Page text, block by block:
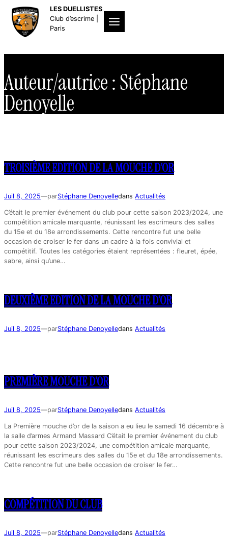
Aller
contenu
LES DUELLISTES
Club d’escrime |
Paris
Auteur/autrice :Stéphane
Denoyelle
TROISIÈME EDITION DE LA MOUCHE D’OR
Juil 8, 2025—parStéphane Denoyelledans Actualités
C’était le premier événement du club pour cette saison 2023/2024, une
compétition amicale marquante, réunissant les escrimeurs des salles
du 15e et du 18e arrondissements. Cette rencontre fut une belle
occasion de croiser le fer dans un cadre à la fois convivial et
compétitif. Toutes les catégories étaient représentées : fleuret, épée,
sabre, ainsi qu’une…
DEUXIÈME EDITION DE LA MOUCHE D’OR
Juil 8, 2025—parStéphane Denoyelledans Actualités
PREMIÈRE MOUCHE D’OR
Juil 8, 2025—parStéphane Denoyelledans Actualités
La Première mouche d’or de la saison a eu lieu le samedi 16 décembre à
la salle d’armes Armand Massard C’était le premier événement du club
pour cette saison 2023/2024, une compétition amicale marquante,
réunissant les escrimeurs des salles du 15e et du 18e arrondissements.
Cette rencontre fut une belle occasion de croiser le fer…
COMPÉTITION DU CLUB
Juil 8, 2025—parStéphane Denoyelledans Actualités